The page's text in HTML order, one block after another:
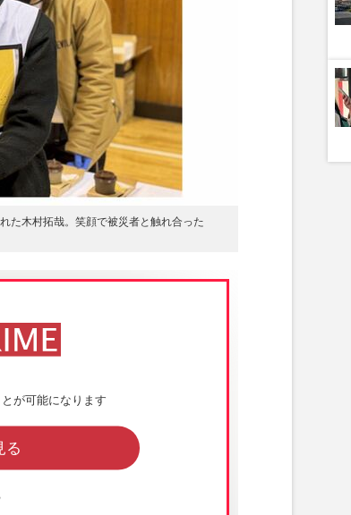
た木村拓哉。笑顔で被災者と触れ合った
が可能になります
る